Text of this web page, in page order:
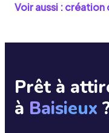
Voir aussi :
Prêt à
à Baisieux